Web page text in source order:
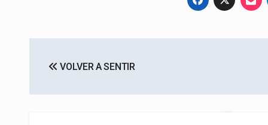
de
entradas
VOLVER A SENTIR